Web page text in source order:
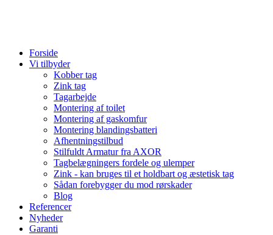
Forside
Vi tilbyder
Kobber tag
Zink tag
Tagarbejde
Montering af toilet
Montering af gaskomfur
Montering blandingsbatteri
Afhentningstilbud
Stilfuldt Armatur fra AXOR
Tagbelægningers fordele og ulemper
Zink - kan bruges til et holdbart og æstetisk tag
Sådan forebygger du mod rørskader
Blog
Referencer
Nyheder
Garanti